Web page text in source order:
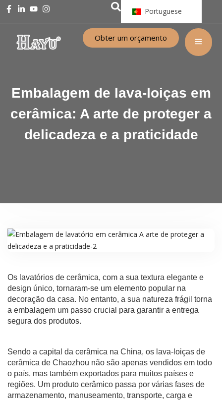
Portuguese
Obter um orçamento
Embalagem de lava-loiças em
cerâmica: A arte de proteger a
delicadeza e a praticidade
Os lavatórios de cerâmica, com a sua textura elegante e
design único, tornaram-se um elemento popular na
decoração da casa. No entanto, a sua natureza frágil torna
a embalagem um passo crucial para garantir a entrega
segura dos produtos.
Sendo a capital da cerâmica na China, os lava-loiças de
cerâmica de Chaozhou não são apenas vendidos em todo
o país, mas também exportados para muitos países e
regiões. Um produto cerâmico passa por várias fases de
armazenamento, manuseamento, transporte, carga e